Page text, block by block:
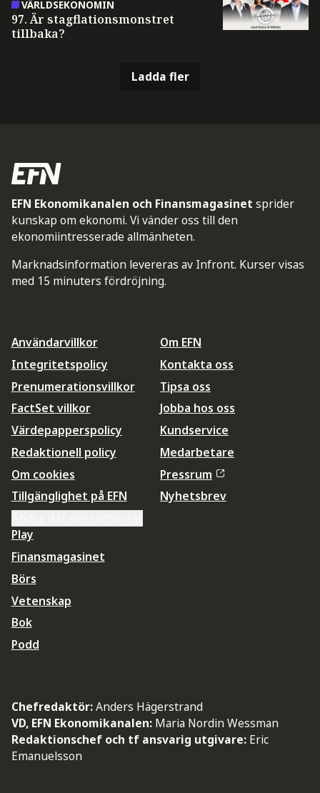
VÄRLDSEKONOMIN
97. Är stagflationsmonstret
tillbaka?
Ladda fler
EFN Ekonomikanalen och Finansmagasinet sprider
kunskap om ekonomi. Vi vänder oss till den
ekonomiintresserade allmänheten.
Marknadsinformation levereras av Infront. Kurser visas
med 15 minuters fördröjning.
Användarvillkor
Integritetspolicy
Prenumerationsvillkor
FactSet villkor
Värdepapperspolicy
Redaktionell policy
Om cookies
Tillgänglighet på EFN
Om EFN
Kontakta oss
Tipsa oss
Jobba hos oss
Kundservice
Medarbetare
Pressrum
Nyhetsbrev
Play
Finansmagasinet
Börs
Vetenskap
Bok
Podd
Chefredaktör:Anders Hägerstrand
VD, EFN Ekonomikanalen: Maria Nordin Wessman
Redaktionschef och tf ansvarig utgivare: Eric
Emanuelsson